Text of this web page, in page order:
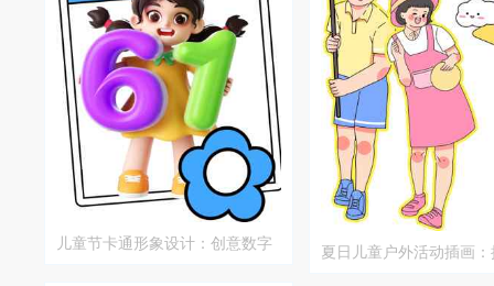
儿童节卡通形象设计：创意数字
夏日儿童户外活动插画